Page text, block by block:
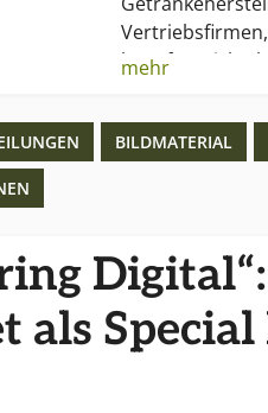
knüpfen, sich
weiterzubilden.
Organisator des
mehr
BILDMATERIAL
als